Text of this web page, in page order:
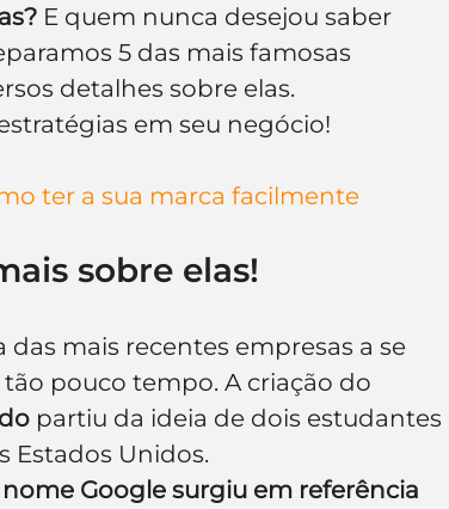
Curiosidades Frases
Branding
E quem nunca desejou saber
5 das mais famosas
detalhes sobre elas.
em seu negócio!
ter a sua marca facilmente
sobre elas!
das mais recentes empresas a se
pouco tempo. A criação do
partiu da ideia de dois estudantes
Estados Unidos.
Google surgiu em referência